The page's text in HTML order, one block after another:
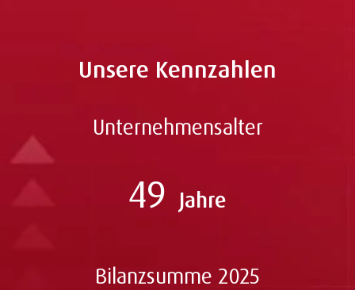
Unsere Kennzahlen
Unternehmensalter
49 Jahre
Bilanzsumme 2025